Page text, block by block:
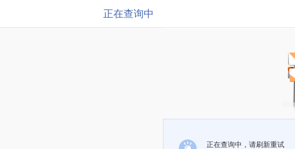
正在查询中
正在查询中，请刷新重试